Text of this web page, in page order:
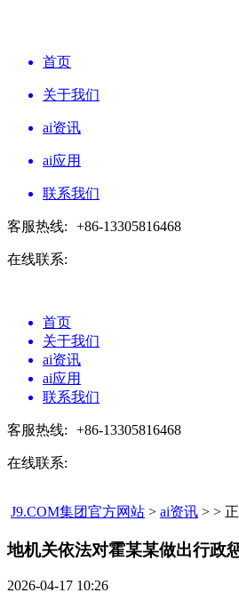
首页
关于我们
ai资讯
ai应用
联系我们
客服热线: +86-13305816468
在线联系:
首页
关于我们
ai资讯
ai应用
联系我们
客服热线: +86-13305816468
在线联系:
J9.COM集团官方网站 > ai资讯 > >
地机关依法对霍某某做出行政
2026-04-17 10:26